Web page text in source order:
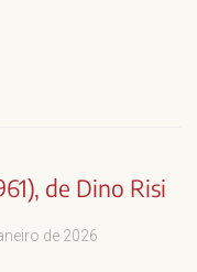
de Dino Risi
de 2026